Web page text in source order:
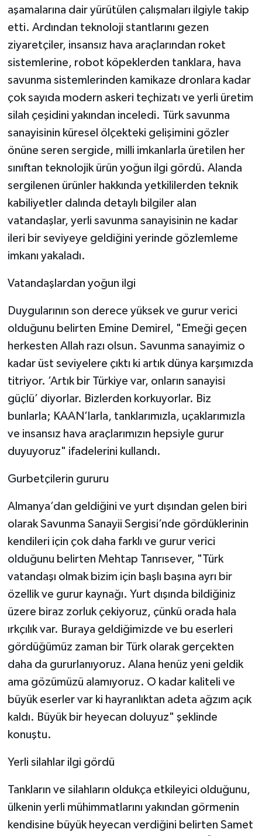
aşamalarına dair yürütülen çalışmaları ilgiyle takip
etti. Ardından teknoloji stantlarını gezen
ziyaretçiler, insansız hava araçlarından roket
sistemlerine, robot köpeklerden tanklara, hava
savunma sistemlerinden kamikaze dronlara kadar
çok sayıda modern askeri teçhizatı ve yerli üretim
silah çeşidini yakından inceledi. Türk savunma
sanayisinin küresel ölçekteki gelişimini gözler
önüne seren sergide, milli imkanlarla üretilen her
sınıftan teknolojik ürün yoğun ilgi gördü. Alanda
sergilenen ürünler hakkında yetkililerden teknik
kabiliyetler dalında detaylı bilgiler alan
vatandaşlar, yerli savunma sanayisinin ne kadar
ileri bir seviyeye geldiğini yerinde gözlemleme
imkanı yakaladı.
Vatandaşlardan yoğun ilgi
Duygularının son derece yüksek ve gurur verici
olduğunu belirten Emine Demirel, "Emeği geçen
herkesten Allah razı olsun. Savunma sanayimiz o
kadar üst seviyelere çıktı ki artık dünya karşımızda
titriyor. ’Artık bir Türkiye var, onların sanayisi
güçlü’ diyorlar. Bizlerden korkuyorlar. Biz
bunlarla; KAAN’larla, tanklarımızla, uçaklarımızla
ve insansız hava araçlarımızın hepsiyle gurur
duyuyoruz" ifadelerini kullandı.
Gurbetçilerin gururu
Almanya’dan geldiğini ve yurt dışından gelen biri
olarak Savunma Sanayii Sergisi’nde gördüklerinin
kendileri için çok daha farklı ve gurur verici
olduğunu belirten Mehtap Tanrısever, "Türk
vatandaşı olmak bizim için başlı başına ayrı bir
özellik ve gurur kaynağı. Yurt dışında bildiğiniz
üzere biraz zorluk çekiyoruz, çünkü orada hala
ırkçılık var. Buraya geldiğimizde ve bu eserleri
gördüğümüz zaman bir Türk olarak gerçekten
daha da gururlanıyoruz. Alana henüz yeni geldik
ama gözümüzü alamıyoruz. O kadar kaliteli ve
büyük eserler var ki hayranlıktan adeta ağzım açık
kaldı. Büyük bir heyecan doluyuz" şeklinde
konuştu.
Yerli silahlar ilgi gördü
Tankların ve silahların oldukça etkileyici olduğunu,
ülkenin yerli mühimmatlarını yakından görmenin
kendisine büyük heyecan verdiğini belirten Samet